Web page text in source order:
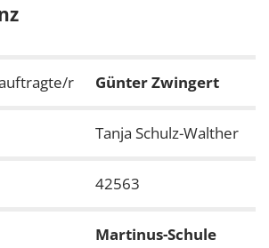
r Günter Zwingert
Tanja Schulz-Walther
42563
Martinus-Schule